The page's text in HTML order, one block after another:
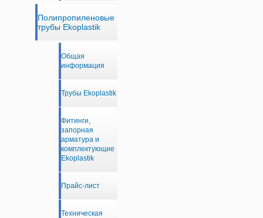
Полипропиленовые
трубы Ekoplastik
Общая
информация
Трубы Ekoplastik
Фитинги,
запорная
арматура и
комплектующие
Ekoplastik
Прайс-лист
Техническая